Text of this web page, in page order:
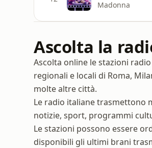
Madonna
Ascolta la
Ascolta online le stazioni
regionali e locali di Roma,
molte altre città.
Le radio italiane trasmettono
notizie, sport, programmi
Le stazioni possono essere
disponibili gli ultimi brani